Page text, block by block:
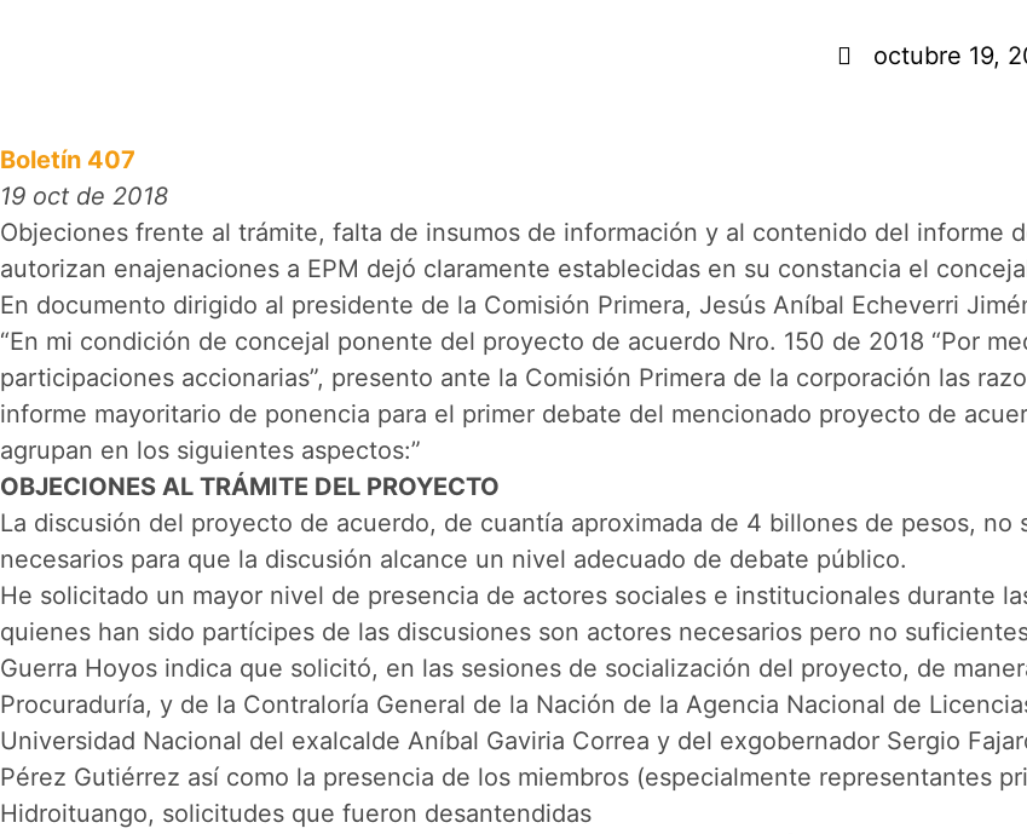
octubre 19,
Boletín 407
19 oct de 2018
Objeciones frente al trámite, falta de insumos de información y al contenido del informe
autorizan enajenaciones a EPM dejó claramente establecidas en su constancia el
En documento dirigido al presidente de la Comisión Primera, Jesús Aníbal Echeverri
“En mi condición de concejal ponente del proyecto de acuerdo Nro. 150 de 2018 “Por
participaciones accionarias”, presento ante la Comisión Primera de la corporación las
informe mayoritario de ponencia para el primer debate del mencionado proyecto de
agrupan en los siguientes aspectos:”
OBJECIONES AL TRÁMITE DEL PROYECTO
La discusión del proyecto de acuerdo, de cuantía aproximada de 4 billones de pesos,
necesarios para que la discusión alcance un nivel adecuado de debate público.
He solicitado un mayor nivel de presencia de actores sociales e institucionales durante
quienes han sido partícipes de las discusiones son actores necesarios pero no
Guerra Hoyos indica que solicitó, en las sesiones de socialización del proyecto, de
Procuraduría, y de la Contraloría General de la Nación de la Agencia Nacional de
Universidad Nacional del exalcalde Aníbal Gaviria Correa y del exgobernador Sergio
Pérez Gutiérrez así como la presencia de los miembros (especialmente representantes
Hidroituango, solicitudes que fueron desantendidas